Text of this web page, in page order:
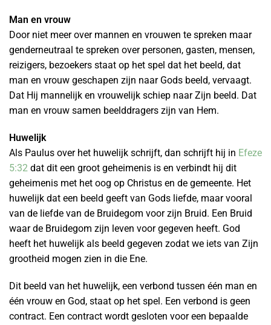
Man en vrouw
Door niet meer over mannen en vrouwen te spreken maar
genderneutraal te spreken over personen, gasten, mensen,
reizigers, bezoekers staat op het spel dat het beeld, dat
man en vrouw geschapen zijn naar Gods beeld, vervaagt.
Dat Hij mannelijk en vrouwelijk schiep naar Zijn beeld. Dat
man en vrouw samen beelddragers zijn van Hem.
Huwelijk
Als Paulus over het huwelijk schrijft, dan schrijft hij in Efeze
5:32 dat dit een groot geheimenis is en verbindt hij dit
geheimenis met het oog op Christus en de gemeente. Het
huwelijk dat een beeld geeft van Gods liefde, maar vooral
van de liefde van de Bruidegom voor zijn Bruid. Een Bruid
waar de Bruidegom zijn leven voor gegeven heeft. God
heeft het huwelijk als beeld gegeven zodat we iets van Zijn
grootheid mogen zien in die Ene.
Dit beeld van het huwelijk, een verbond tussen één man en
één vrouw en God, staat op het spel. Een verbond is geen
contract. Een contract wordt gesloten voor een bepaalde